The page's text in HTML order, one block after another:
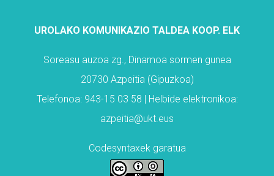
UROLAKO KOMUNIKAZIO TALDEA KOOP. ELK
Soreasu auzoa zg., Dinamoa sormen gunea
20730 Azpeitia (Gipuzkoa)
Telefonoa: 943-15 03 58 | Helbide elektronikoa:
azpeitia@ukt.eus
Codesyntaxek garatua